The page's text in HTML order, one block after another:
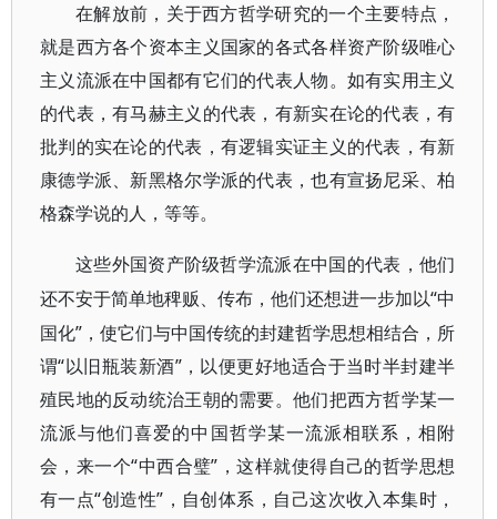
在解放前，关于西方哲学研究的一个主要特点，
就是西方各个资本主义国家的各式各样资产阶级唯心
主义流派在中国都有它们的代表人物。如有实用主义
的代表，有马赫主义的代表，有新实在论的代表，有
批判的实在论的代表，有逻辑实证主义的代表，有新
康德学派、新黑格尔学派的代表，也有宣扬尼采、柏
格森学说的人，等等。
这些外国资产阶级哲学流派在中国的代表，他们
还不安于简单地稗贩、传布，他们还想进一步加以“中
国化”，使它们与中国传统的封建哲学思想相结合，所
谓“以旧瓶装新酒”，以便更好地适合于当时半封建半
殖民地的反动统治王朝的需要。他们把西方哲学某一
流派与他们喜爱的中国哲学某一流派相联系，相附
会，来一个“中西合璧”，这样就使得自己的哲学思想
有一点“创造性”，自创体系，自己这次收入本集时，